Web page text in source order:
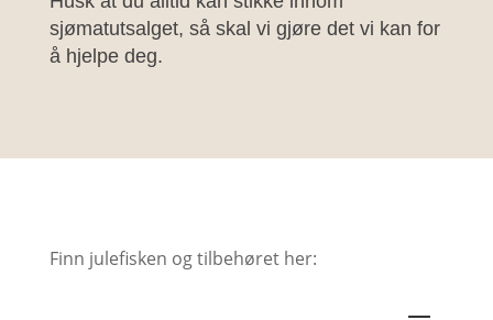
sjømatutsalget, så skal vi gjøre det vi kan for
å hjelpe deg.
Finn julefisken og tilbehøret her: